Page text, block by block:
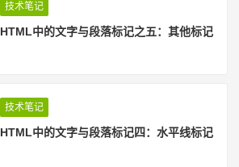
技术笔记
HTML中的文字与段落标记之五：其他标记
技术笔记
HTML中的文字与段落标记四：水平线标记